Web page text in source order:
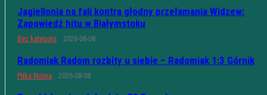
Jagiellonia na fali kontra głodny przełamania Widzew:
Zapowiedź hitu w Białymstoku
Bez kategorii 2026-08-08
Radomiak Radom rozbity u siebie – Radomiak 1:3 Górnik
Piłka Nożna 2026-08-08